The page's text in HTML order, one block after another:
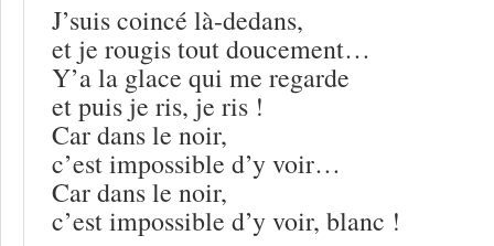
J’suis coincé là-dedans,
et je rougis tout doucement…
Y’a la glace qui me regarde
et puis je ris, je ris !
Car dans le noir,
c’est impossible d’y voir…
Car dans le noir,
c’est impossible d’y voir, blanc !